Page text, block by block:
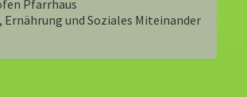
Pfarrhaus
Ernährung und Soziales Miteinander